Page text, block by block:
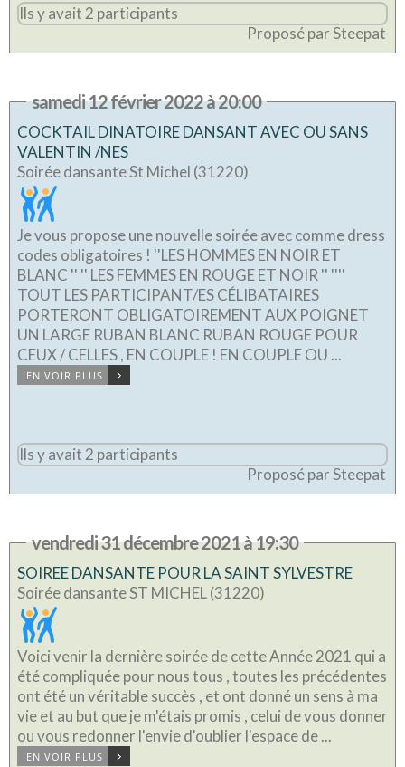
Ils y avait 2 participants
Proposé par Steepat
samedi 12 février 2022 à 20:00
COCKTAIL DINATOIRE DANSANT AVEC OU SANS
VALENTIN /NES
Soirée dansante St Michel (31220)
Je vous propose une nouvelle soirée avec comme dress
codes obligatoires ! ''LES HOMMES EN NOIR ET
BLANC '' '' LES FEMMES EN ROUGE ET NOIR '' ''''
TOUT LES PARTICIPANT/ES CÉLIBATAIRES
PORTERONT OBLIGATOIREMENT AUX POIGNET
UN LARGE RUBAN BLANC RUBAN ROUGE POUR
CEUX / CELLES , EN COUPLE ! EN COUPLE OU ...
EN VOIR PLUS
Ils y avait 2 participants
Proposé par Steepat
vendredi 31 décembre 2021 à 19:30
SOIREE DANSANTE POUR LA SAINT SYLVESTRE
Soirée dansante ST MICHEL (31220)
Voici venir la dernière soirée de cette Année 2021 qui a
été compliquée pour nous tous , toutes les précédentes
ont été un véritable succès , et ont donné un sens à ma
vie et au but que je m'étais promis , celui de vous donner
ou vous redonner l'envie d'oublier l'espace de ...
EN VOIR PLUS